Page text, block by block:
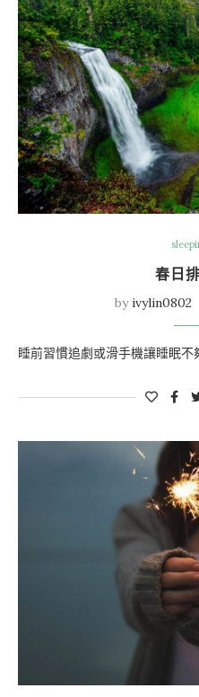
春日
byivylin0802
睡前習慣追劇或滑手機讓睡眠